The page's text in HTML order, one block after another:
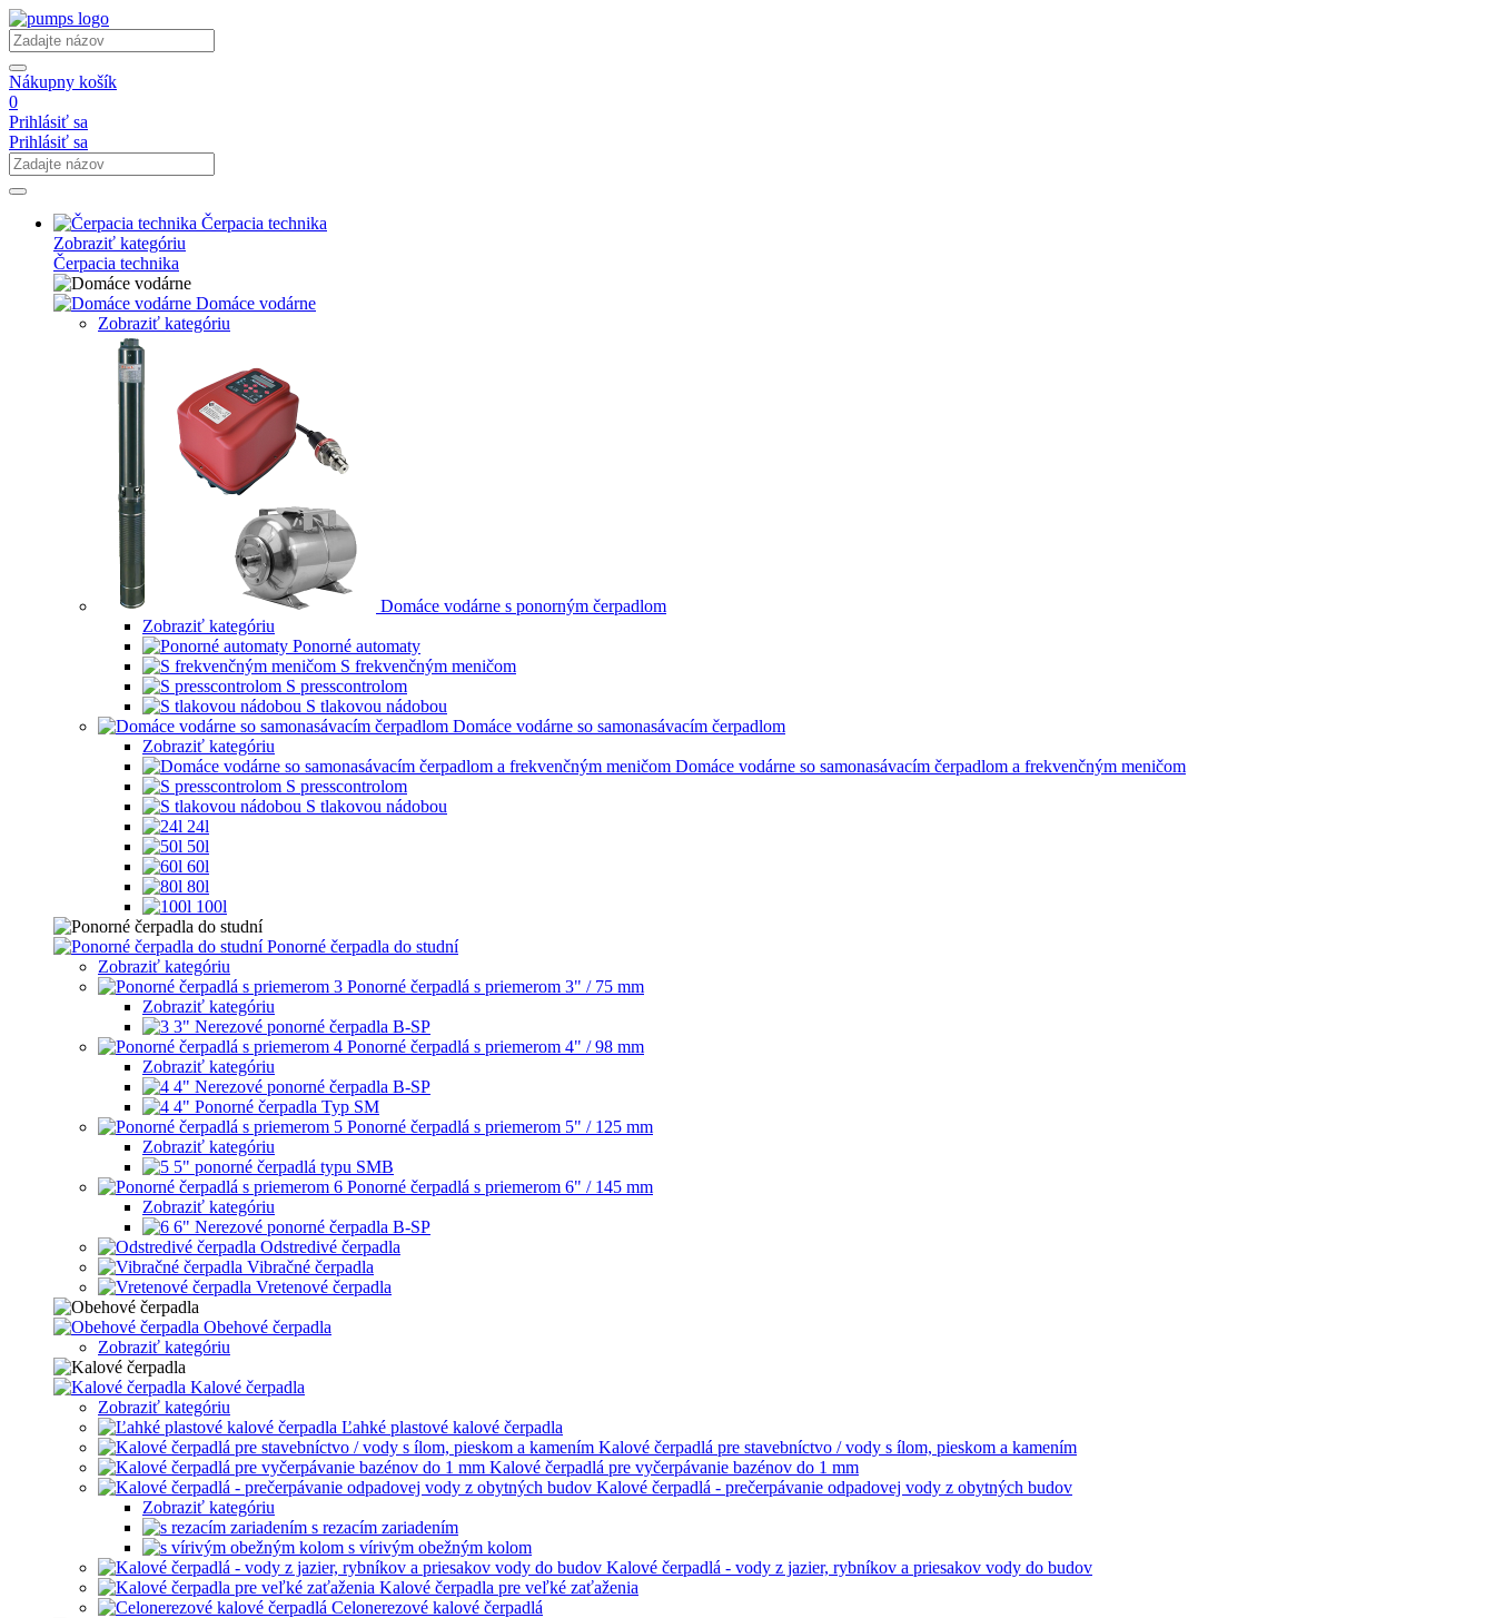
Nákupny košík
0
Prihlásiť sa
Prihlásiť sa
Čerpacia technika
Zobraziť kategóriu
Čerpacia technika
Domáce vodárne
Zobraziť kategóriu
Domáce vodárne s ponorným čerpadlom
Zobraziť kategóriu
Ponorné automaty
S frekvenčným meničom
S presscontrolom
S tlakovou nádobou
Domáce vodárne so samonasávacím čerpadlom
Zobraziť kategóriu
Domáce vodárne so samonasávacím čerpadlom a frekvenčným meničom
S presscontrolom
S tlakovou nádobou
24l
50l
60l
80l
100l
Ponorné čerpadla do studní
Zobraziť kategóriu
Ponorné čerpadlá s priemerom 3" / 75 mm
Zobraziť kategóriu
3" Nerezové ponorné čerpadla B-SP
Ponorné čerpadlá s priemerom 4" / 98 mm
Zobraziť kategóriu
4" Nerezové ponorné čerpadla B-SP
4" Ponorné čerpadla Typ SM
Ponorné čerpadlá s priemerom 5" / 125 mm
Zobraziť kategóriu
5" ponorné čerpadlá typu SMB
Ponorné čerpadlá s priemerom 6" / 145 mm
Zobraziť kategóriu
6" Nerezové ponorné čerpadla B-SP
Odstredivé čerpadla
Vibračné čerpadla
Vretenové čerpadla
Obehové čerpadla
Zobraziť kategóriu
Kalové čerpadla
Zobraziť kategóriu
Ľahké plastové kalové čerpadla
Kalové čerpadlá pre stavebníctvo / vody s ílom, pieskom a kamením
Kalové čerpadlá pre vyčerpávanie bazénov do 1 mm
Kalové čerpadlá - prečerpávanie odpadovej vody z obytných budov
Zobraziť kategóriu
s rezacím zariadením
s vírivým obežným kolom
Kalové čerpadlá - vody z jazier, rybníkov a priesakov vody do budov
Kalové čerpadla pre veľké zaťaženia
Celonerezové kalové čerpadlá